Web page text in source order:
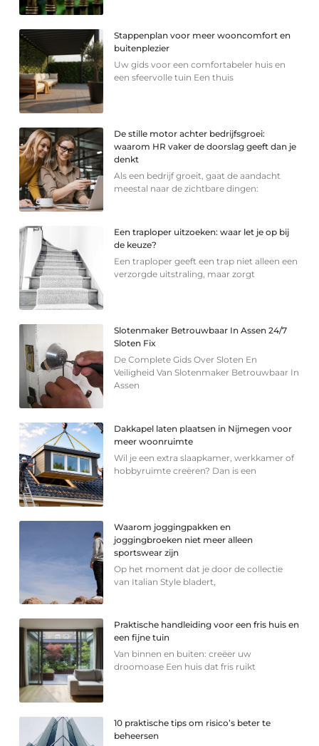
Stappenplan voor meer wooncomfort en
buitenplezier
Uw gids voor een comfortabeler huis en
een sfeervolle tuin Een thuis
De stille motor achter bedrijfsgroei:
waarom HR vaker de doorslag geeft dan je
denkt
Als een bedrijf groeit, gaat de aandacht
meestal naar de zichtbare dingen:
Een traploper uitzoeken: waar let je op bij
de keuze?
Een traploper geeft een trap niet alleen een
verzorgde uitstraling, maar zorgt
Slotenmaker Betrouwbaar In Assen 24/7
Sloten Fix
De Complete Gids Over Sloten En
Veiligheid Van Slotenmaker Betrouwbaar In
Assen
Dakkapel laten plaatsen in Nijmegen voor
meer woonruimte
Wil je een extra slaapkamer, werkkamer of
hobbyruimte creëren? Dan is een
Waarom joggingpakken en
joggingbroeken niet meer alleen
sportswear zijn
Op het moment dat je door de collectie
van Italian Style bladert,
Praktische handleiding voor een fris huis en
een fijne tuin
Van binnen en buiten: creëer uw
droomoase Een huis dat fris ruikt
10 praktische tips om risico’s beter te
beheersen